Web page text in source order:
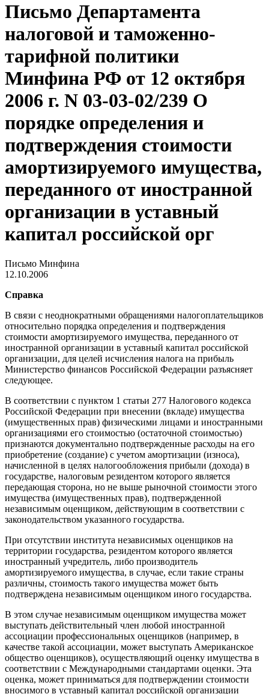
Письмо Департамента
налоговой и таможенно-
тарифной политики
Минфина РФ от 12 октября
2006 г. N 03-03-02/239 О
порядке определения и
подтверждения стоимости
амортизируемого имущества,
переданного от иностранной
организации в уставный
капитал российской орг
Письмо Минфина
12.10.2006
Справка
В связи с неоднократными обращениями налогоплательщиков
относительно порядка определения и подтверждения
стоимости амортизируемого имущества, переданного от
иностранной организации в уставный капитал российской
организации, для целей исчисления налога на прибыль
Министерство финансов Российской Федерации разъясняет
следующее.
В соответствии с пунктом 1 статьи 277 Налогового кодекса
Российской Федерации при внесении (вкладе) имущества
(имущественных прав) физическими лицами и иностранными
организациями его стоимостью (остаточной стоимостью)
признаются документально подтвержденные расходы на его
приобретение (создание) с учетом амортизации (износа),
начисленной в целях налогообложения прибыли (дохода) в
государстве, налоговым резидентом которого является
передающая сторона, но не выше рыночной стоимости этого
имущества (имущественных прав), подтвержденной
независимым оценщиком, действующим в соответствии с
законодательством указанного государства.
При отсутствии института независимых оценщиков на
территории государства, резидентом которого является
иностранный учредитель, либо производитель
амортизируемого имущества, в случае, если такие страны
различны, стоимость такого имущества может быть
подтверждена независимым оценщиком иного государства.
В этом случае независимым оценщиком имущества может
выступать действительный член любой иностранной
ассоциации профессиональных оценщиков (например, в
качестве такой ассоциации, может выступать Американское
общество оценщиков), осуществляющий оценку имущества в
соответствии с Международными стандартами оценки. Эта
оценка, может приниматься для подтверждении стоимости
вносимого в уставный капитал российской организации